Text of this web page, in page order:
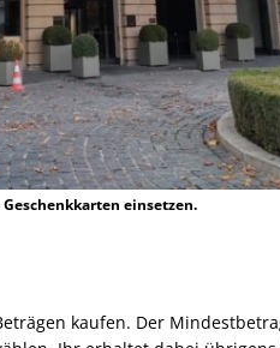
einsetzen.
kaufen. Der